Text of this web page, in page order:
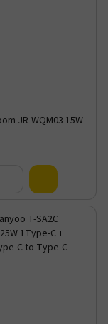
JR-WQM03 15W